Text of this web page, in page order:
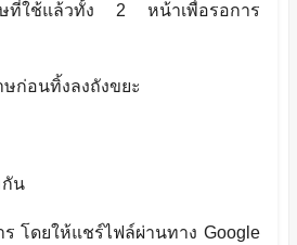
ษที่ใช้แล้วทั้ง 2 หน้าเพื่อรอการ
ก่อนทิ้งลงถังขยะ
กัน
โดยให้แชร์ไฟล์ผ่านทาง Google